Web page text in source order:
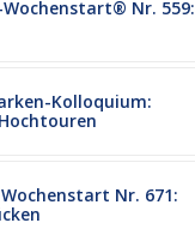
Nr. 559:
Kolloquium:
Nr. 671: